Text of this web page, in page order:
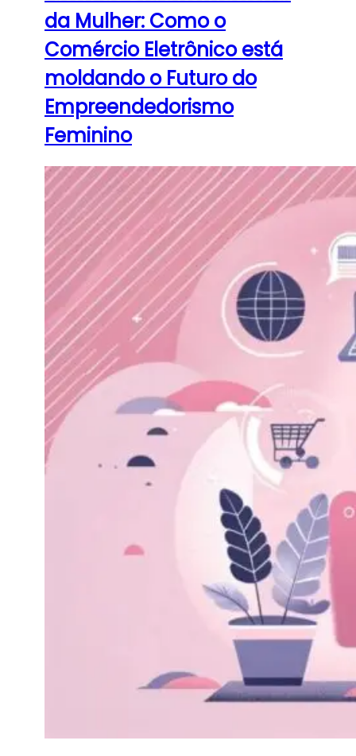
da Mulher: Como o
Comércio Eletrônico está
moldando o Futuro do
Empreendedorismo
Feminino